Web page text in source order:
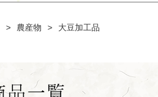
農産物 大豆加工品